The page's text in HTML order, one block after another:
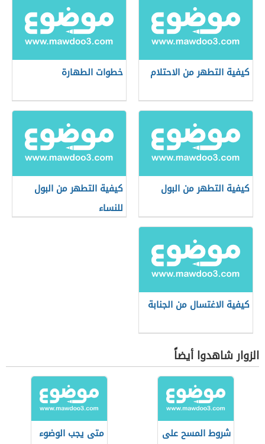
كيفية التطهر من الاحتلام خطوات الطهارة
كيفية التطهر من البول
كيفية التطهر من البول
للنساء
كيفية الاغتسال من الجنابة
الزوار شاهدوا أيضاً
شروط المسح على
متى يجب الوضوء